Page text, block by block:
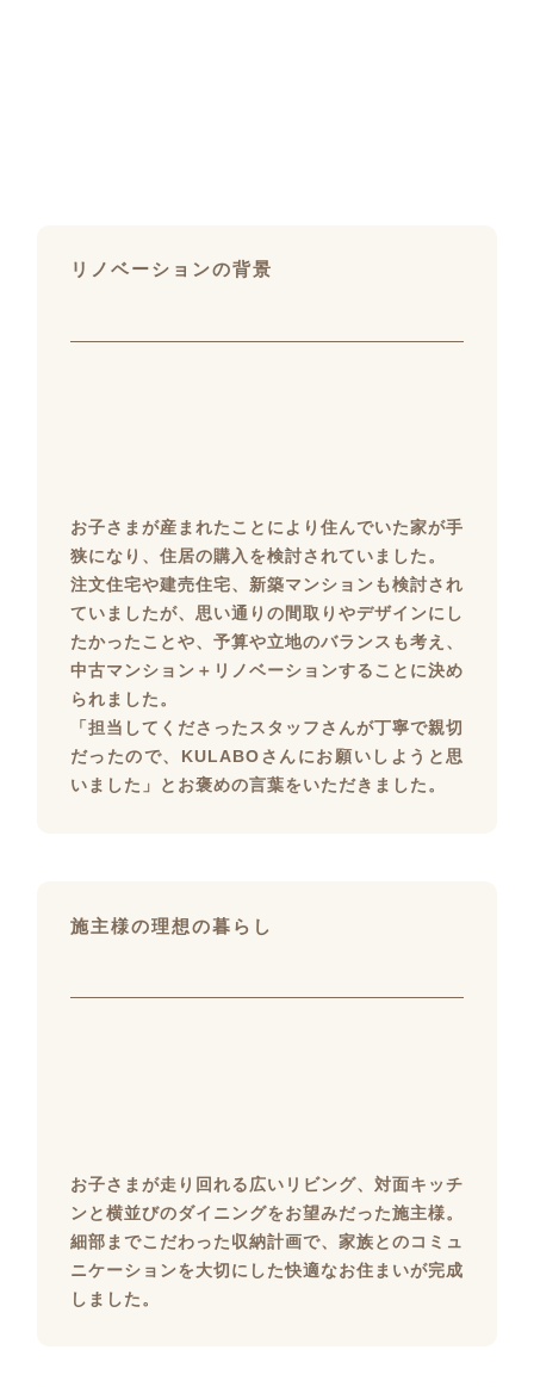
リノベーションの背景
お子さまが産まれたことにより住んでいた家が手
狭になり、住居の購入を検討されていました。
注文住宅や建売住宅、新築マンションも検討され
ていましたが、思い通りの間取りやデザインにし
たかったことや、予算や立地のバランスも考え、
中古マンション＋リノベーションすることに決め
られました。
「担当してくださったスタッフさんが丁寧で親切
だったので、KULABOさんにお願いしようと思
いました」とお褒めの言葉をいただきました。
施主様の理想の暮らし
お子さまが走り回れる広いリビング、対面キッチ
ンと横並びのダイニングをお望みだった施主様。
細部までこだわった収納計画で、家族とのコミュ
ニケーションを大切にした快適なお住まいが完成
しました。